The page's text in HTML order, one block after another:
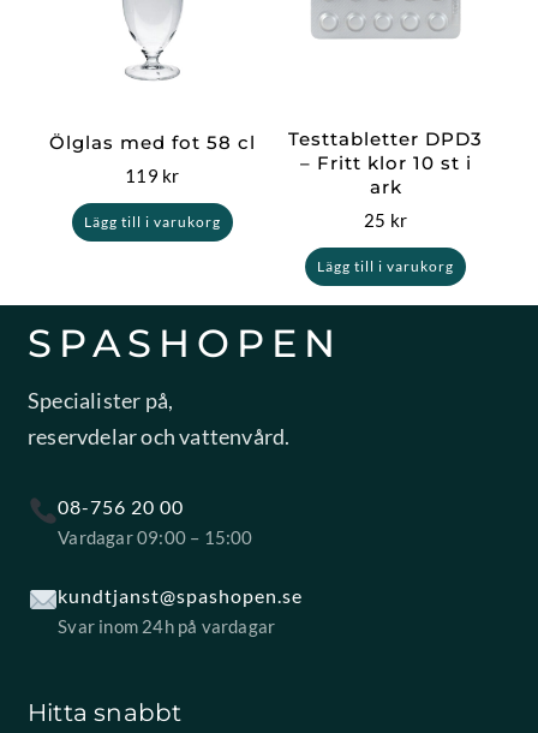
Ölglas med fot 58 cl
119 kr
Lägg till i varukorg
Testtabletter DPD3
– Fritt klor 10 st i
ark
25 kr
Lägg till i varukorg
SPASHOPEN
Specialister på,
reservdelar och vattenvård.
08-756 20 00
Vardagar 09:00 – 15:00
kundtjanst@spashopen.se
Svar inom 24h på vardagar
Hitta snabbt